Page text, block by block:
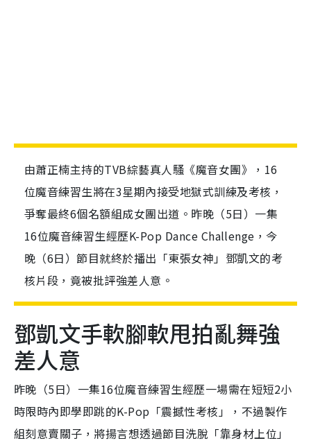
由蕭正楠主持的TVB綜藝真人騷《魔音女團》，16
位魔音練習生將在3星期內接受地獄式訓練及考核，
爭奪最終6個名額組成女團出道。昨晚（5日）一集
16位魔音練習生經歷K-Pop Dance Challenge，今
晚（6日）節目就終於播出「東張女神」鄧凱文的考
核片段，竟被批評強差人意。
鄧凱文手軟腳軟甩拍亂舞強
差人意
昨晚（5日）一集16位魔音練習生經歷一場需在短短2小
時限時內即學即跳的K-Pop「震撼性考核」，不過製作
組刻意賣關子，將揚言想透過節目洗脫「靠身材上位」